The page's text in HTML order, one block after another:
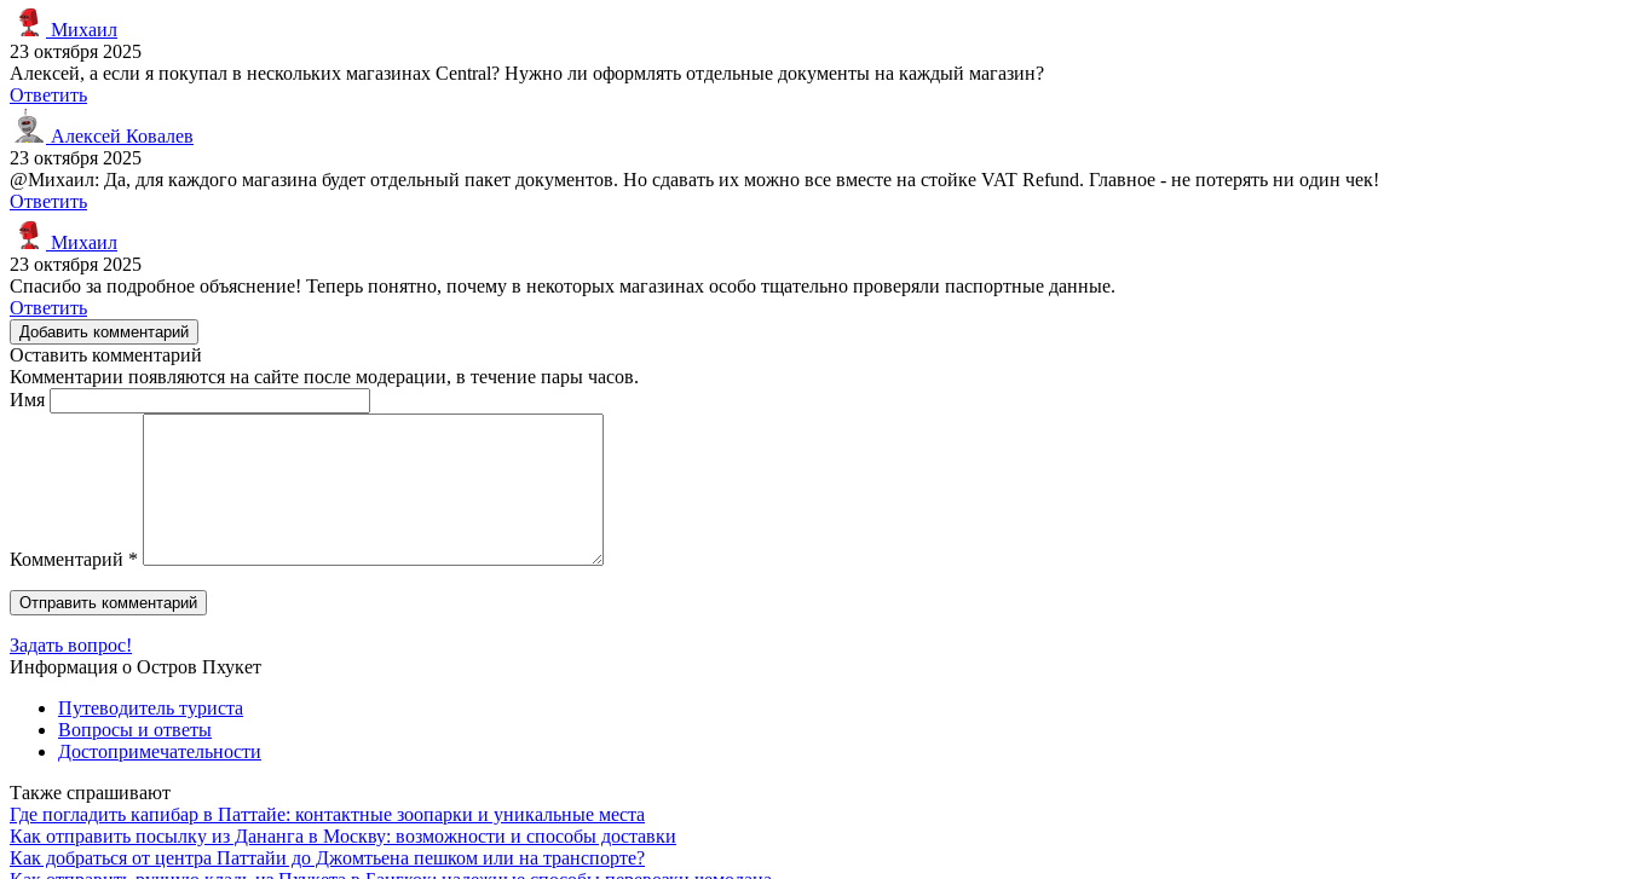
Михаил
23 октября 2025
Алексей, а если я покупал в нескольких магазинах Central? Нужно ли оформлять отдельные документы на каждый магазин?
Ответить
Алексей Ковалев
23 октября 2025
@Михаил: Да, для каждого магазина будет отдельный пакет документов. Но сдавать их можно все вместе на стойке VAT Refund. Главное - не потерять ни один чек!
Ответить
Михаил
23 октября 2025
Спасибо за подробное объяснение! Теперь понятно, почему в некоторых магазинах особо тщательно проверяли паспортные данные.
Ответить
Добавить комментарий
Оставить комментарий
Комментарии появляются на сайте после модерации, в течение пары часов.
Имя
Комментарий *
Задать вопрос!
Информация о Остров Пхукет
Путеводитель туриста
Вопросы и ответы
Достопримечательности
Также спрашивают
Где погладить капибар в Паттайе: контактные зоопарки и уникальные места
Как отправить посылку из Дананга в Москву: возможности и способы доставки
Как добраться от центра Паттайи до Джомтьена пешком или на транспорте?